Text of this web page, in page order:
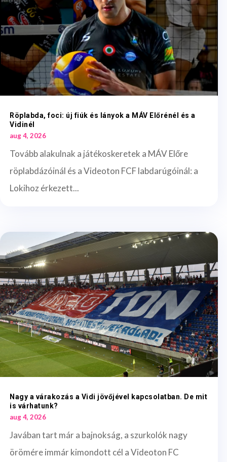
Röplabda, foci: új fiúk és lányok a MÁV Előrénél és a
Vidinél
aug 4, 2026
Tovább alakulnak a játékoskeretek a MÁV Előre
röplabdázóinál és a Videoton FCF labdarúgóinál: a
Lokihoz érkezett...
Nagy a várakozás a Vidi jövőjével kapcsolatban. De mit
is várhatunk?
aug 4, 2026
Javában tart már a bajnokság, a szurkolók nagy
örömére immár kimondott cél a Videoton FC